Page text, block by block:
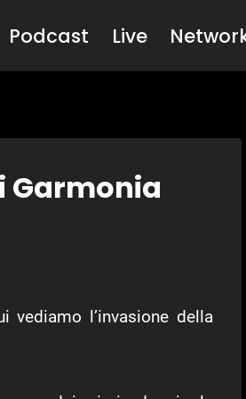
Podcast Live
Garmonia
vediamo l’invasione della